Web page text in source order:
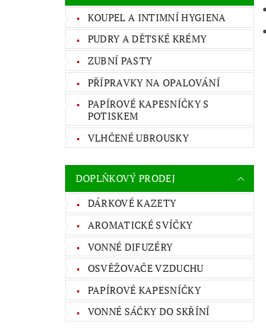
KOUPEL A INTIMNÍ HYGIENA
PUDRY A DĚTSKÉ KRÉMY
ZUBNÍ PASTY
PŘÍPRAVKY NA OPALOVÁNÍ
PAPÍROVÉ KAPESNÍČKY S
POTISKEM
VLHČENÉ UBROUSKY
DOPLŇKOVÝ PRODEJ
DÁRKOVÉ KAZETY
AROMATICKÉ SVÍČKY
VONNÉ DIFUZÉRY
OSVĚŽOVAČE VZDUCHU
PAPÍROVÉ KAPESNÍČKY
VONNÉ SÁČKY DO SKŘÍNÍ